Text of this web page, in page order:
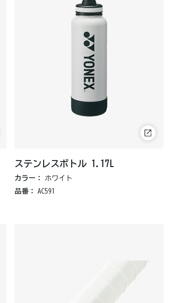
ステンレスボトル 1.17L
カラー：
ホワイト
品番：
AC591